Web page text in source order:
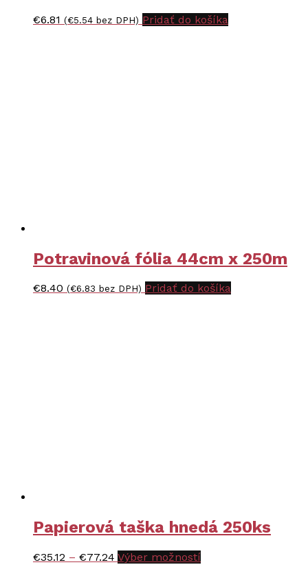
€6.81 (€5.54 bez DPH) Pridať do košíka
Potravinová fólia 44cm x 250m
€8.40 (€6.83 bez DPH) Pridať do košíka
Papierová taška hnedá 250ks
€35.12 – €77.24 Price
Výber možností